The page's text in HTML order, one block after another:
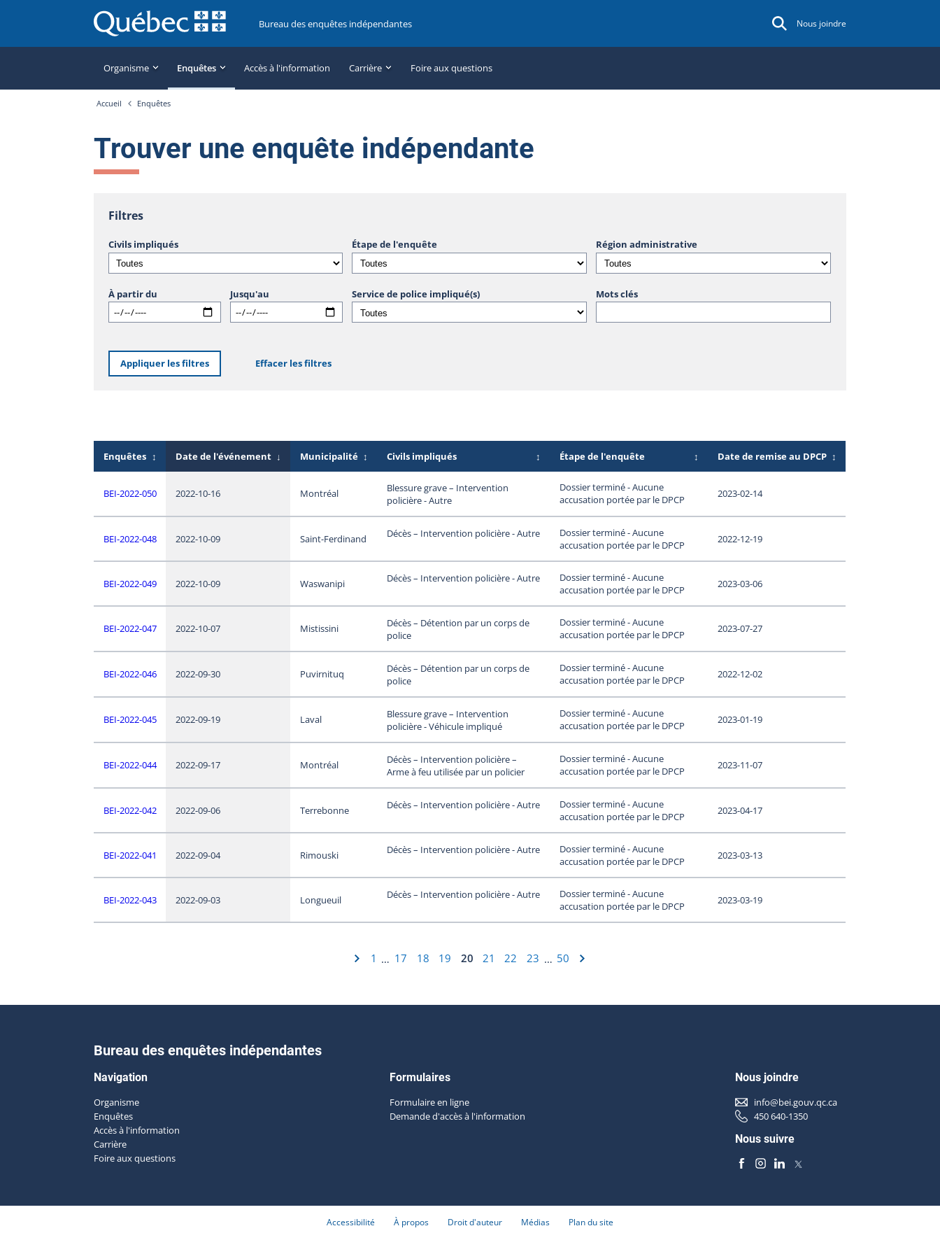
Bureau des enquêtes indépendantes Nous joindre
Organisme Enquêtes Accès à l'information Carrière Foire aux questions
Accueil Enquêtes
Trouver une enquête indépendante
Filtres
Civils impliqués Étape de l'enquête Région administrative
À partir du Jusqu'au Service de police impliqué(s) Mots clés
Appliquer les filtres Effacer les filtres
Enquêtes ↕ Date de l'événement ↓ Municipalité ↕ Civils impliqués ↕ Étape de l'enquête ↕ Date de remise au DPCP ↕
BEI-2022-050 2022-10-16 Montréal
Blessure grave – Intervention
policière - Autre
Dossier terminé - Aucune
accusation portée par le DPCP
2023-02-14
BEI-2022-048 2022-10-09 Saint-Ferdinand Décès – Intervention policière - Autre
Dossier terminé - Aucune
accusation portée par le DPCP
2022-12-19
BEI-2022-049 2022-10-09 Waswanipi Décès – Intervention policière - Autre
Dossier terminé - Aucune
accusation portée par le DPCP
2023-03-06
BEI-2022-047 2022-10-07 Mistissini
Décès – Détention par un corps de
police
Dossier terminé - Aucune
accusation portée par le DPCP
2023-07-27
BEI-2022-046 2022-09-30 Puvirnituq
Décès – Détention par un corps de
police
Dossier terminé - Aucune
accusation portée par le DPCP
2022-12-02
BEI-2022-045 2022-09-19 Laval
Blessure grave – Intervention
policière - Véhicule impliqué
Dossier terminé - Aucune
accusation portée par le DPCP
2023-01-19
BEI-2022-044 2022-09-17 Montréal
Décès – Intervention policière –
Arme à feu utilisée par un policier
Dossier terminé - Aucune
accusation portée par le DPCP
2023-11-07
BEI-2022-042 2022-09-06 Terrebonne Décès – Intervention policière - Autre
Dossier terminé - Aucune
accusation portée par le DPCP
2023-04-17
BEI-2022-041 2022-09-04 Rimouski Décès – Intervention policière - Autre
Dossier terminé - Aucune
accusation portée par le DPCP
2023-03-13
BEI-2022-043 2022-09-03 Longueuil Décès – Intervention policière - Autre
Dossier terminé - Aucune
accusation portée par le DPCP
2023-03-19
1 … 17 18 19 20 21 22 23 … 50
Bureau des enquêtes indépendantes
Navigation
Organisme
Enquêtes
Accès à l'information
Carrière
Foire aux questions
Formulaires
Formulaire en ligne
Demande d'accès à l'information
Nous joindre
info@bei.gouv.qc.ca
450 640-1350
Nous suivre
Accessibilité À propos Droit d'auteur Médias Plan du site